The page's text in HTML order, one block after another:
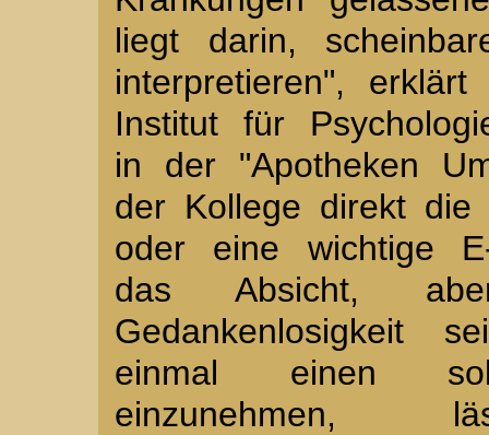
liegt darin,
interpretieren",
Institut für
in der "Apotheken
der Kollege direkt
oder eine wichtige
das Absicht,
Gedankenlosigkeit
einmal einen
einzunehmen,